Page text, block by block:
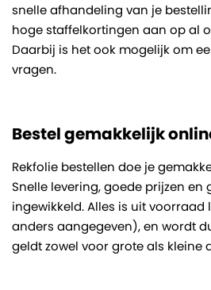
snelle afhandeling van je
hoge staffelkortingen aan op al
Daarbij is het ook mogelijk om
vragen.
Bestel gemakkelijk
Rekfolie bestellen doe je
Snelle levering, goede prijzen en
ingewikkeld. Alles is uit voorraad
anders aangegeven), en wordt
geldt zowel voor grote als kleine